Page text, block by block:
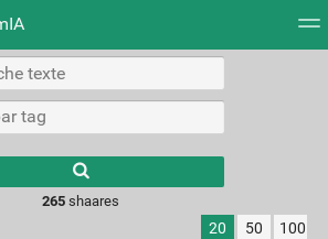
Mur d'images
265shaares
20 50 100